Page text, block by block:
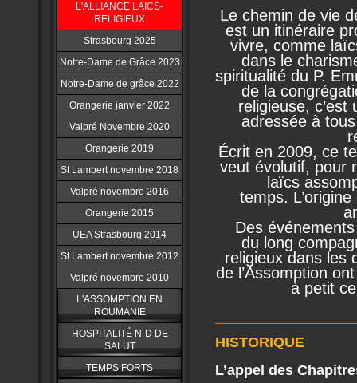
L'ALLIANCE LAICS-
RELIGIEUX
Strasbourg 2025
Notre-Dame de Grâce 2023
Notre-Dame de grâce 2022
Orangerie janvier 2022
Valpré Novembre 2020
Orangerie 2019
St Lambert novembre 2018
Valpré novembre 2016
Orangerie 2015
UEA Strasbourg 2014
St Lambert novembre 2012
Valpré novembre 2010
L'ASSOMPTION EN
ROUMANIE
HOSPITALITÉ N-D DE
SALUT
TEMPS FORTS
Le chemin de vie
est un itinéraire
vivre, comme
dans le
spiritualité du P.
de la
religieuse, c’est
adressée à
Écrit en 2009, ce
veut évolutif, pour
laïcs
temps.
Des
du long
religieux dans les
de l’Assomption
à petit
HISTORIQUE
L’appel des